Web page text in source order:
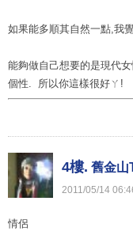
如果能多順其自然一點,我
能夠做自己想要的是現代
個性. 所以你這樣很好ㄚ!
4樓. 舊金山
2011/05/14 06:
情侶